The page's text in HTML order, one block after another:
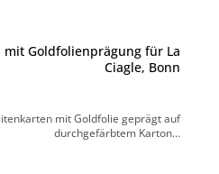
Goldfolienprägung für La
Ciagle, Bonn
mit Goldfolie geprägt auf
durchgefärbtem Karton…